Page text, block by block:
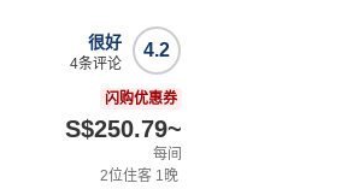
4.2
很好
4条评论
闪购优惠券
S$250.79~
每间
2位住客 1晚